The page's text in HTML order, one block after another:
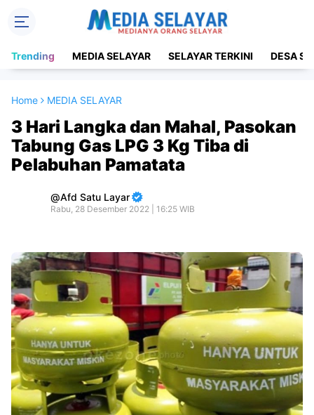
Trending MEDIA SELAYAR SELAYAR TERKINI DESA
Home MEDIA SELAYAR
3 Hari Langka dan Mahal, Pasokan
Tabung Gas LPG 3 Kg Tiba di
Pelabuhan Pamatata
Afd Satu Layar
Rabu, 28 Desember 2022 | 16:25 WIB